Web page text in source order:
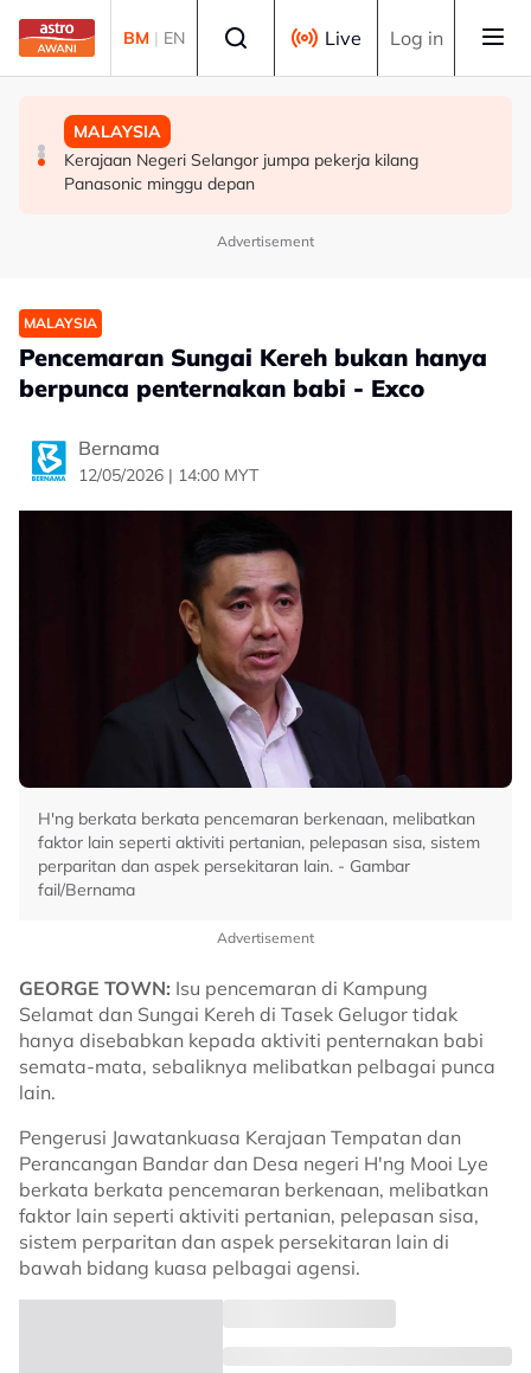
Skip to main content
BM | EN Live Log in
MALAYSIA
Abang Johari enggan dedah isi pertemuan dengan
Agong
MALAYSIA
Jerebu: Enam kawasan di Sarawak catat IPU tidak sihat
MALAYSIA
Kerajaan Negeri Selangor jumpa pekerja kilang
Panasonic minggu depan
Advertisement
MALAYSIA
Pencemaran Sungai Kereh bukan hanya
berpunca penternakan babi - Exco
Bernama
12/05/2026 | 14:00 MYT
H'ng berkata berkata pencemaran berkenaan, melibatkan
faktor lain seperti aktiviti pertanian, pelepasan sisa, sistem
perparitan dan aspek persekitaran lain. - Gambar
fail/Bernama
Advertisement
GEORGE TOWN: Isu pencemaran di Kampung
Selamat dan Sungai Kereh di Tasek Gelugor tidak
hanya disebabkan kepada aktiviti penternakan babi
semata-mata, sebaliknya melibatkan pelbagai punca
lain.
Pengerusi Jawatankuasa Kerajaan Tempatan dan
Perancangan Bandar dan Desa negeri H'ng Mooi Lye
berkata berkata pencemaran berkenaan, melibatkan
faktor lain seperti aktiviti pertanian, pelepasan sisa,
sistem perparitan dan aspek persekitaran lain di
bawah bidang kuasa pelbagai agensi.